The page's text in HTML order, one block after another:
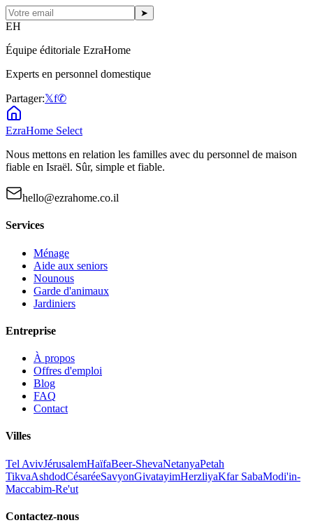
➤
EH
Équipe éditoriale EzraHome
Experts en personnel domestique
Partager:𝕏f✆
EzraHome Select
Nous mettons en relation les familles avec du personnel de maison
fiable en Israël. Sûr, simple et fiable.
hello@ezrahome.co.il
Services
Ménage
Aide aux seniors
Nounous
Garde d'animaux
Jardiniers
Entreprise
À propos
Offres d'emploi
Blog
FAQ
Contact
Villes
Tel AvivJérusalemHaïfaBeer-ShevaNetanyaPetah
TikvaAshdodCésaréeSavyonGivatayimHerzliyaKfar SabaModi'in-
Maccabim-Re'ut
Contactez-nous